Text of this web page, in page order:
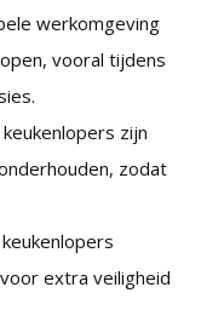
werkomgeving
vooral tijdens
zijn
zodat
extra veiligheid